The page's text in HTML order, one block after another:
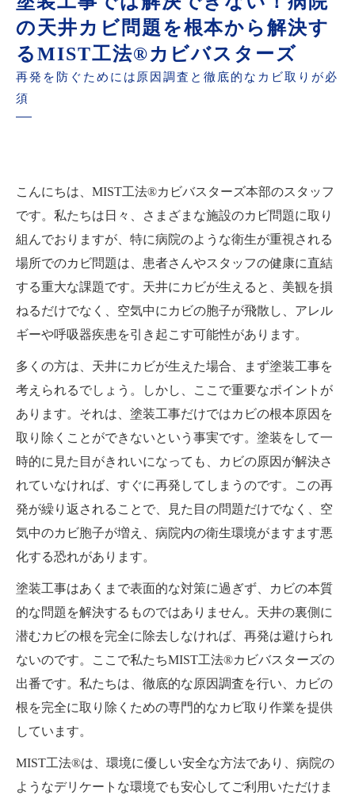
の天井カビ問題を根本から解決す
るMIST工法®カビバスターズ
再発を防ぐためには原因調査と徹底的なカビ取りが必
須
こんにちは、MIST工法®カビバスターズ本部のスタッフ
です。私たちは日々、さまざまな施設のカビ問題に取り
組んでおりますが、特に病院のような衛生が重視される
場所でのカビ問題は、患者さんやスタッフの健康に直結
する重大な課題です。天井にカビが生えると、美観を損
ねるだけでなく、空気中にカビの胞子が飛散し、アレル
ギーや呼吸器疾患を引き起こす可能性があります。
多くの方は、天井にカビが生えた場合、まず塗装工事を
考えられるでしょう。しかし、ここで重要なポイントが
あります。それは、塗装工事だけではカビの根本原因を
取り除くことができないという事実です。塗装をして一
時的に見た目がきれいになっても、カビの原因が解決さ
れていなければ、すぐに再発してしまうのです。この再
発が繰り返されることで、見た目の問題だけでなく、空
気中のカビ胞子が増え、病院内の衛生環境がますます悪
化する恐れがあります。
塗装工事はあくまで表面的な対策に過ぎず、カビの本質
的な問題を解決するものではありません。天井の裏側に
潜むカビの根を完全に除去しなければ、再発は避けられ
ないのです。ここで私たちMIST工法®カビバスターズの
出番です。私たちは、徹底的な原因調査を行い、カビの
根を完全に取り除くための専門的なカビ取り作業を提供
しています。
MIST工法®は、環境に優しい安全な方法であり、病院の
ようなデリケートな環境でも安心してご利用いただけま